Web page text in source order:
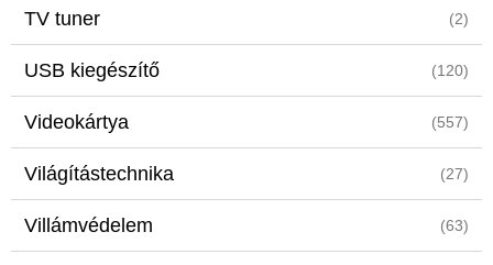
TV tuner (2)
USB kiegészítő (120)
Videokártya (557)
Világítástechnika (27)
Villámvédelem (63)